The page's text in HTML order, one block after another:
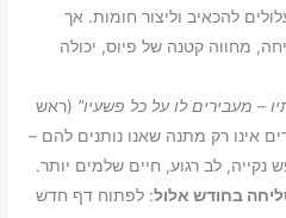
להכאיב וליצור חומות. אך
מחווה קטנה של פיוס, יכולה
– מעבירים לו על כל פשעיו” (ראש
אינו רק מתנה שאנו נותנים להם –
נקייה, לב רגוע, חיים שלמים יותר.
בחודש אלול: לפתוח דף חדש